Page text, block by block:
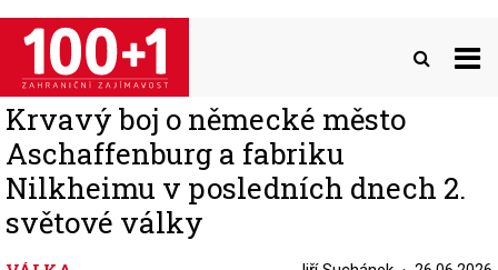
Přejít
hlavnímu
obsahu
Krvavý boj o německé město
Aschaffenburg a fabriku
Nilkheimu v posledních dnech 2.
světové války